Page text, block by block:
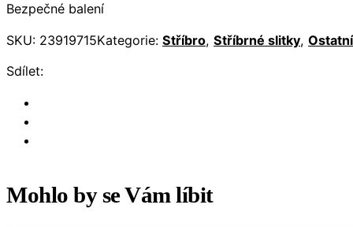
Bezpečné balení
SKU: 23919715Kategorie: Stříbro, Stříbrné slitky, Ostatní
Sdílet:
Mohlo by se Vám líbit